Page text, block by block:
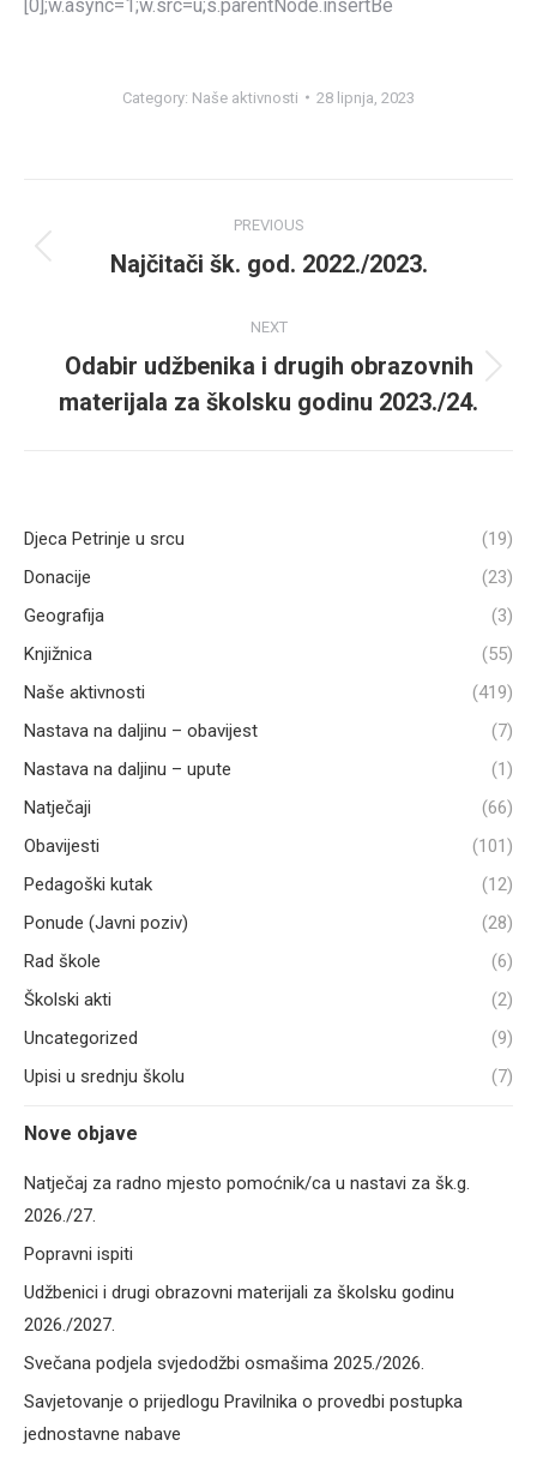
[0];w.async=1;w.src=u;s.parentNode.insertBe
Category: Naše aktivnosti 28 lipnja, 2023
navigation
PREVIOUS
Previous
Najčitači šk. god. 2022./2023.
NEXT
Next
post:
Odabir udžbenika i drugih obrazovnih
materijala za školsku godinu 2023./24.
Djeca Petrinje u srcu
(19)
Donacije
(23)
Geografija
(3)
Knjižnica
(55)
Naše aktivnosti
(419)
Nastava na daljinu – obavijest
(7)
Nastava na daljinu – upute
(1)
Natječaji
(66)
Obavijesti
(101)
Pedagoški kutak
(12)
Ponude (Javni poziv)
(28)
Rad škole
(6)
Školski akti
(2)
Uncategorized
(9)
Upisi u srednju školu
(7)
Nove objave
Natječaj za radno mjesto pomoćnik/ca u nastavi za šk.g.
2026./27.
Popravni ispiti
Udžbenici i drugi obrazovni materijali za školsku godinu
2026./2027.
Svečana podjela svjedodžbi osmašima 2025./2026.
Savjetovanje o prijedlogu Pravilnika o provedbi postupka
jednostavne nabave